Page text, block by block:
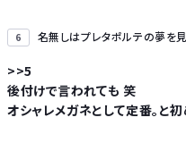
6 名無しはプレタポルテの夢を
>>5
後付けで言われても 笑
オシャレメガネとして定番｡と